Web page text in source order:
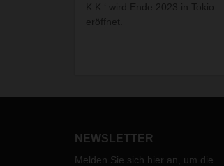
K.K.‘ wird Ende 2023 in Tokio
eröffnet.
NEWSLETTER
Melden Sie sich hier an, um die